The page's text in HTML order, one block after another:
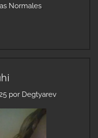
Normales
por Degtyarev